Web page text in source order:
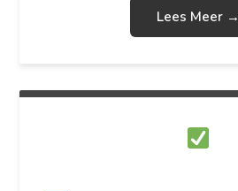
Lees Meer →